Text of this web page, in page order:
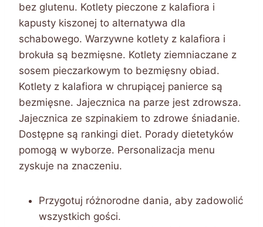
bez glutenu. Kotlety pieczone z kalafiora i
kapusty kiszonej to alternatywa dla
schabowego. Warzywne kotlety z kalafiora i
brokuła są bezmięsne. Kotlety ziemniaczane z
sosem pieczarkowym to bezmięsny obiad.
Kotlety z kalafiora w chrupiącej panierce są
bezmięsne. Jajecznica na parze jest zdrowsza.
Jajecznica ze szpinakiem to zdrowe śniadanie.
Dostępne są rankingi diet. Porady dietetyków
pomogą w wyborze. Personalizacja menu
zyskuje na znaczeniu.
Przygotuj różnorodne dania, aby zadowolić
wszystkich gości.